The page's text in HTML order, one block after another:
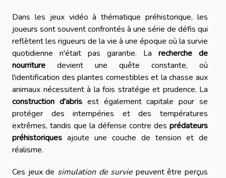
Dans les jeux vidéo à thématique préhistorique, les
joueurs sont souvent confrontés à une série de défis qui
reflètent les rigueurs de la vie à une époque où la survie
quotidienne n'était pas garantie. La recherche de
nourriture devient une quête constante, où
l'identification des plantes comestibles et la chasse aux
animaux nécessitent à la fois stratégie et prudence. La
construction d'abrisest également capitale pour se
protéger des intempéries et des températures
extrêmes, tandis que la défense contre des prédateurs
préhistoriques ajoute une couche de tension et de
réalisme.
Ces jeux de simulation de survie peuvent être perçus